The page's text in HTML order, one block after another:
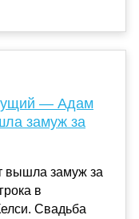
— Адам
замуж за
вышла замуж за
в
Свадьба